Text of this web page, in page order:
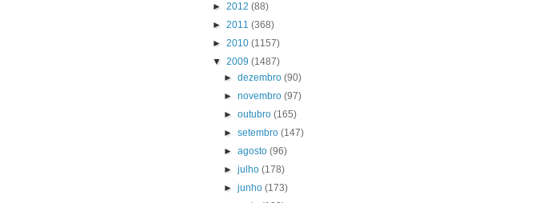
► 2012 (88)
► 2011 (368)
► 2010 (1157)
▼ 2009 (1487)
►dezembro(90)
►novembro(97)
►outubro(165)
►setembro(147)
►agosto(96)
►julho(178)
►junho(173)